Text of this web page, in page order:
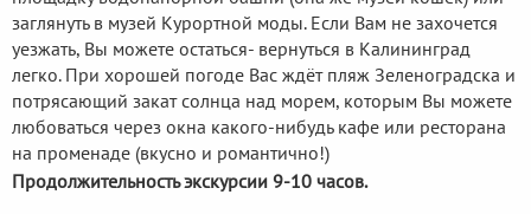
заглянуть в музей Курортной моды. Если Вам не захочется
уезжать, Вы можете остаться- вернуться в Калининград
легко. При хорошей погоде Вас ждёт пляж Зеленоградска и
потрясающий закат солнца над морем, которым Вы можете
любоваться через окна какого-нибудь кафе или ресторана
на променаде (вкусно и романтично!)
Продолжительность экскурсии 9-10 часов.